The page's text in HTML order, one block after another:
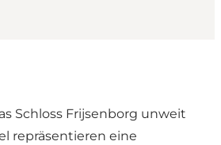
Schloss Frijsenborg unweit
repräsentieren eine